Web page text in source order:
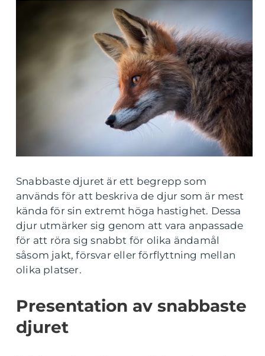
Snabbaste djuret är ett begrepp som
används för att beskriva de djur som är mest
kända för sin extremt höga hastighet. Dessa
djur utmärker sig genom att vara anpassade
för att röra sig snabbt för olika ändamål
såsom jakt, försvar eller förflyttning mellan
olika platser.
Presentation av snabbaste
djuret